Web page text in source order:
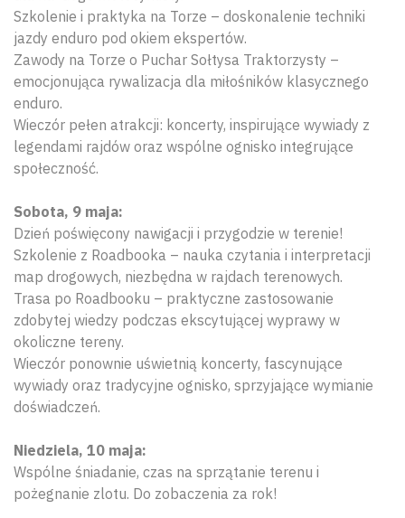
Szkolenie i praktyka na Torze – doskonalenie techniki
jazdy enduro pod okiem ekspertów.
Zawody na Torze o Puchar Sołtysa Traktorzysty –
emocjonująca rywalizacja dla miłośników klasycznego
enduro.
Wieczór pełen atrakcji: koncerty, inspirujące wywiady z
legendami rajdów oraz wspólne ognisko integrujące
społeczność.
Sobota, 9 maja:
Dzień poświęcony nawigacji i przygodzie w terenie!
Szkolenie z Roadbooka – nauka czytania i interpretacji
map drogowych, niezbędna w rajdach terenowych.
Trasa po Roadbooku – praktyczne zastosowanie
zdobytej wiedzy podczas ekscytującej wyprawy w
okoliczne tereny.
Wieczór ponownie uświetnią koncerty, fascynujące
wywiady oraz tradycyjne ognisko, sprzyjające wymianie
doświadczeń.
Niedziela, 10 maja:
Wspólne śniadanie, czas na sprzątanie terenu i
pożegnanie zlotu. Do zobaczenia za rok!